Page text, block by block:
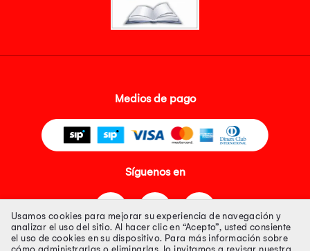
Medios de pago
Síguenos en
Usamos cookies para mejorar su experiencia de navegación y
analizar el uso del sitio. Al hacer clic en “Acepto”, usted consiente
el uso de cookies en su dispositivo. Para más información sobre